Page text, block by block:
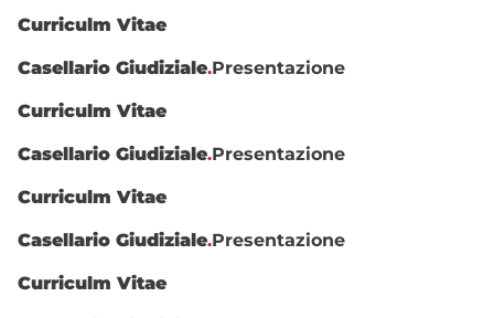
Curriculm Vitae
Casellario Giudiziale.Presentazione
Curriculm Vitae
Casellario Giudiziale.Presentazione
Curriculm Vitae
Casellario Giudiziale.Presentazione
Curriculm Vitae